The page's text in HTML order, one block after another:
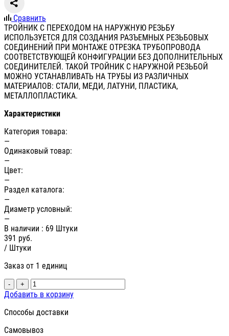
Сравнить
ТРОЙНИК С ПЕРЕХОДОМ НА НАРУЖНУЮ РЕЗЬБУ
ИСПОЛЬЗУЕТСЯ ДЛЯ СОЗДАНИЯ РАЗЪЕМНЫХ РЕЗЬБОВЫХ
СОЕДИНЕНИЙ ПРИ МОНТАЖЕ ОТРЕЗКА ТРУБОПРОВОДА
СООТВЕТСТВУЮЩЕЙ КОНФИГУРАЦИИ БЕЗ ДОПОЛНИТЕЛЬНЫХ
СОЕДИНИТЕЛЕЙ. ТАКОЙ ТРОЙНИК С НАРУЖНОЙ РЕЗЬБОЙ
МОЖНО УСТАНАВЛИВАТЬ НА ТРУБЫ ИЗ РАЗЛИЧНЫХ
МАТЕРИАЛОВ: СТАЛИ, МЕДИ, ЛАТУНИ, ПЛАСТИКА,
МЕТАЛЛОПЛАСТИКА.
Характеристики
Категория товара:
—
Одинаковый товар:
—
Цвет:
—
Раздел каталога:
—
Диаметр условный:
—
В наличии : 69 Штуки
391 руб.
/ Штуки
Заказ от 1 единиц
- +
Добавить в корзину
Способы доставки
Самовывоз